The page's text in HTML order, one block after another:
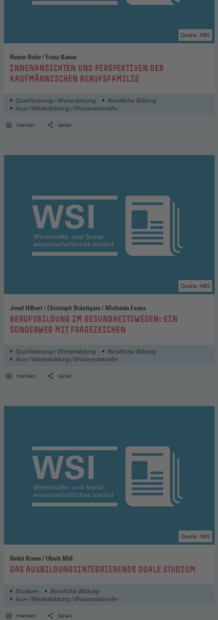
Rainer Brötz / Franz Kaiser
:INNENANSICHTEN UND PERSPEKTIVEN DER
KAUFMÄNNISCHEN BERUFSFAMILIE
Quelle: HBS
Qualifizierung / Weiterbildung
Berufliche Bildung
Aus-/ Weiterbildung / Wissenstransfer
merken teilen
Josef Hilbert / Christoph Bräutigam / Michaela Evans
:BERUFSBILDUNG IM GESUNDHEITSWESEN: EIN
SONDERWEG MIT FRAGEZEICHEN
Quelle: HBS
Qualifizierung / Weiterbildung
Berufliche Bildung
Aus-/ Weiterbildung / Wissenstransfer
merken teilen
Sirikit Krone / Ulrich Mill
:DAS AUSBILDUNGSINTEGRIERENDE DUALE STUDIUM
Quelle: HBS
Studium
Berufliche Bildung
Aus-/ Weiterbildung / Wissenstransfer
merken teilen